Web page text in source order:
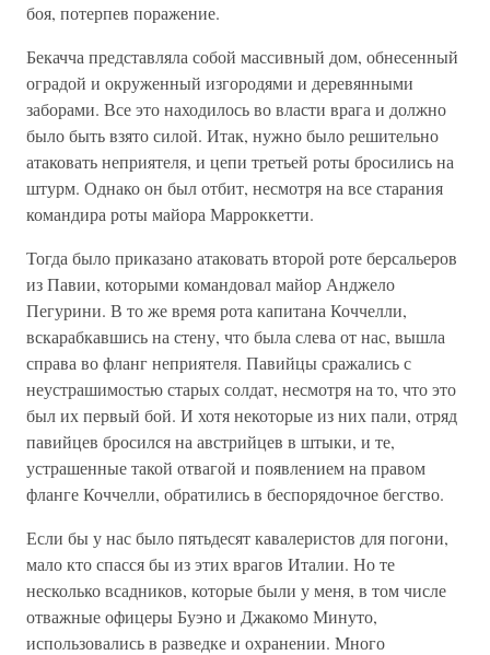
боя, потерпев поражение.
Бекачча представляла собой массивный дом, обнесенный
оградой и окруженный изгородями и деревянными
заборами. Все это находилось во власти врага и должно
было быть взято силой. Итак, нужно было решительно
атаковать неприятеля, и цепи третьей роты бросились на
штурм. Однако он был отбит, несмотря на все старания
командира роты майора Марроккетти.
Тогда было приказано атаковать второй роте берсальеров
из Павии, которыми командовал майор Анджело
Пегурини. В то же время рота капитана Коччелли,
вскарабкавшись на стену, что была слева от нас, вышла
справа во фланг неприятеля. Павийцы сражались с
неустрашимостью старых солдат, несмотря на то, что это
был их первый бой. И хотя некоторые из них пали, отряд
павийцев бросился на австрийцев в штыки, и те,
устрашенные такой отвагой и появлением на правом
фланге Коччелли, обратились в беспорядочное бегство.
Если бы у нас было пятьдесят кавалеристов для погони,
мало кто спасся бы из этих врагов Италии. Но те
несколько всадников, которые были у меня, в том числе
отважные офицеры Буэно и Джакомо Минуто,
использовались в разведке и охранении. Много